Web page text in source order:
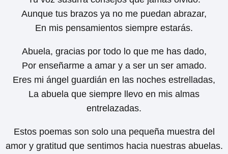
Aunque tus brazos ya no me puedan abrazar,
En mis pensamientos siempre estarás.
Abuela, gracias por todo lo que me has dado,
Por enseñarme a amar y a ser un ser amado.
Eres mi ángel guardián en las noches estrelladas,
La abuela que siempre llevo en mis almas
entrelazadas.
Estos poemas son solo una pequeña muestra del
amor y gratitud que sentimos hacia nuestras abuelas.